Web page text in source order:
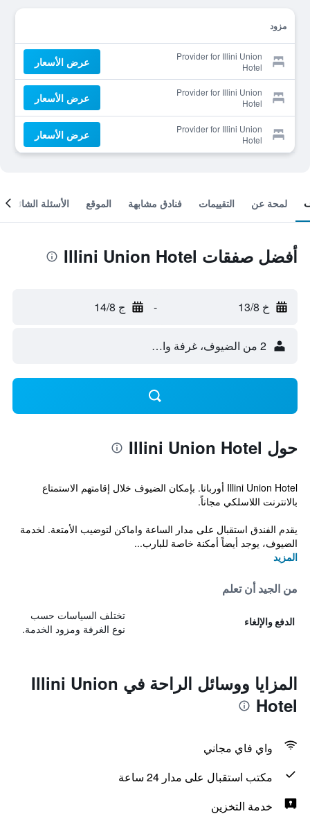
مزود
Provider for Illini Union
Hotel
عرض الأسعار
Provider for Illini Union
Hotel
عرض الأسعار
Provider for Illini Union
Hotel
عرض الأسعار
لمحة عن التقييمات فنادق مشابهة الموقع الأسئلة الشائعة
أفضل صفقات Illini Union Hotel
خ 13/8 - ج 14/8
2 من الضيوف، غرفة واحدة
حول Illini Union Hotel
Illini Union Hotel أوربانا. بإمكان الضيوف خلال إقامتهم الاستمتاع
بالانترنت اللاسلكي مجاناً.
يقدم الفندق استقبال على مدار الساعة واماكن لتوضيب الأمتعة. لخدمة
الضيوف، يوجد أيضاً أمكنة خاصة للبارب...
المزيد
من الجيد أن تعلم
الدفع والإلغاء
تختلف السياسات حسب
نوع الغرفة ومزود الخدمة.
المزايا ووسائل الراحة في Illini Union
Hotel
واي فاي مجاني
مكتب استقبال على مدار 24 ساعة
خدمة التخزين